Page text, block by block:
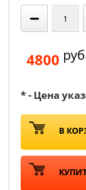
−
4800
* - Цена
В